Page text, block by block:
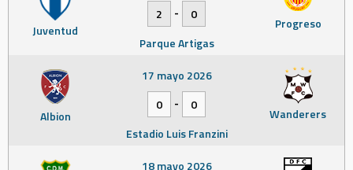
Juventud Progreso
2
-
0
Parque Artigas
Albion Wanderers
17 mayo 2026
0
-
0
Estadio Luis Franzini
18 mayo 2026